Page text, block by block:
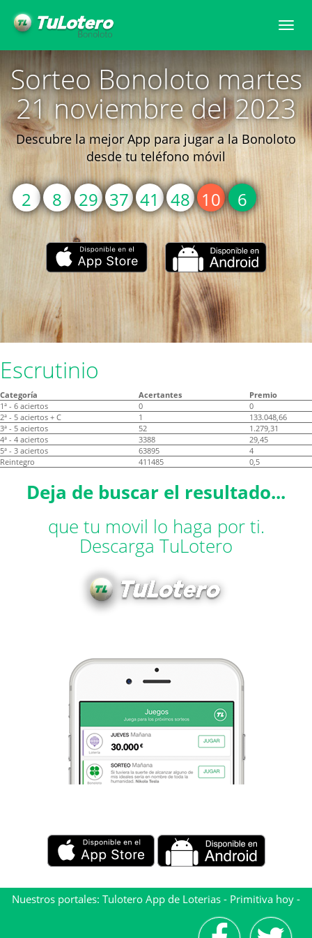
Sorteo Bonoloto martes
21 noviembre del 2023
Descubre la mejor App para jugar a la Bonoloto
desde tu teléfono móvil
2 8 29 37 41 48 10 6
Escrutinio
Categoría Acertantes
Premio
1ª - 6 aciertos
0
0
2ª - 5 aciertos + C
1
133.048,66
3ª - 5 aciertos
52
1.279,31
4ª - 4 aciertos
3388
29,45
5ª - 3 aciertos
63895
4
Reintegro
411485 0,5
Deja de buscar el resultado...
que tu movil lo haga por ti.
Descarga TuLotero
Nuestros portales: Tulotero App de Loterias - Primitiva hoy -